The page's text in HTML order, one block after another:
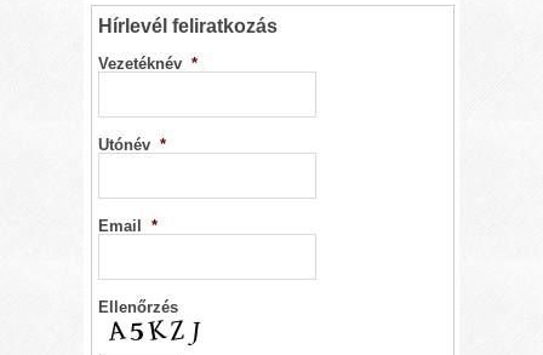
Hírlevél feliratkozás
Vezetéknév *
Utónév *
Email *
Ellenőrzés